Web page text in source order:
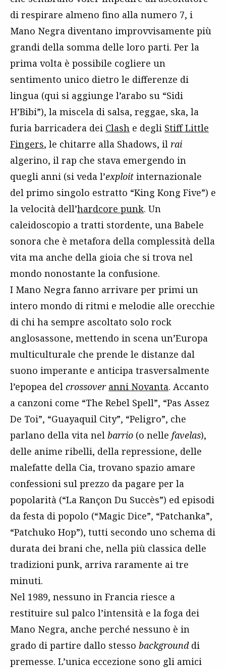
di respirare almeno fino alla numero 7, i
Mano Negra diventano improvvisamente più
grandi della somma delle loro parti. Per la
prima volta è possibile cogliere un
sentimento unico dietro le differenze di
lingua (qui si aggiunge l’arabo su “Sidi
H’Bibi”), la miscela di salsa, reggae, ska, la
furia barricadera dei Clash e degli Stiff Little
Fingers, le chitarre alla Shadows, il rai
algerino, il rap che stava emergendo in
quegli anni (si veda l’exploit internazionale
del primo singolo estratto “King Kong Five”) e
la velocità dell’hardcore punk. Un
caleidoscopio a tratti stordente, una Babele
sonora che è metafora della complessità della
vita ma anche della gioia che si trova nel
mondo nonostante la confusione.
I Mano Negra fanno arrivare per primi un
intero mondo di ritmi e melodie alle orecchie
di chi ha sempre ascoltato solo rock
anglosassone, mettendo in scena un’Europa
multiculturale che prende le distanze dal
suono imperante e anticipa trasversalmente
l’epopea del crossover anni Novanta. Accanto
a canzoni come “The Rebel Spell”, “Pas Assez
De Toi”, “Guayaquil City”, “Peligro”, che
parlano della vita nel barrio (o nelle favelas),
delle anime ribelli, della repressione, delle
malefatte della Cia, trovano spazio amare
confessioni sul prezzo da pagare per la
popolarità (“La Rançon Du Succès”) ed episodi
da festa di popolo (“Magic Dice”, “Patchanka”,
“Patchuko Hop”), tutti secondo uno schema di
durata dei brani che, nella più classica delle
tradizioni punk, arriva raramente ai tre
minuti.
Nel 1989, nessuno in Francia riesce a
restituire sul palco l’intensità e la foga dei
Mano Negra, anche perché nessuno è in
grado di partire dallo stesso backgrounddi
premesse. L’unica eccezione sono gli amici